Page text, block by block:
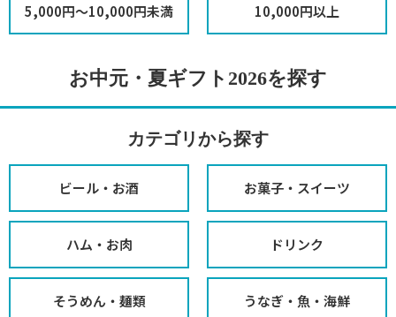
5,000円～10,000円未満 10,000円以上
お中元・夏ギフト2026を探す
カテゴリから探す
ビール・お酒 お菓子・スイーツ
ハム・お肉 ドリンク
そうめん・麺類 うなぎ・魚・海鮮